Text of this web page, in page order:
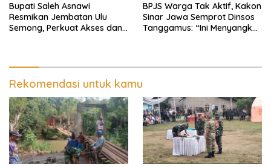
Bupati Saleh Asnawi
Resmikan Jembatan Ulu
Semong, Perkuat Akses dan
BPJS Warga Tak Aktif, Kakon
Sinar Jawa Semprot Dinsos
Tanggamus: “Ini Menyangkut
Rekomendasi untuk kamu